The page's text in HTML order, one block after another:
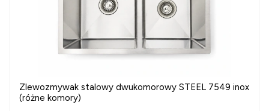
Zlewozmywak stalowy dwukomorowy STEEL 7549 inox
(różne komory)